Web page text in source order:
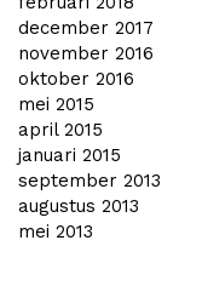
december 2017
november 2016
oktober 2016
mei 2015
april 2015
januari 2015
september 2013
augustus 2013
mei 2013